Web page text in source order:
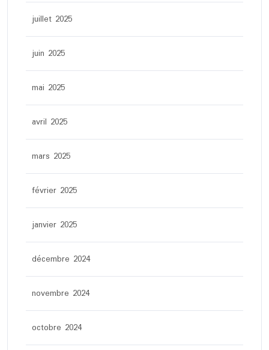
juillet 2025
juin 2025
mai 2025
avril 2025
mars 2025
février 2025
janvier 2025
décembre 2024
novembre 2024
octobre 2024